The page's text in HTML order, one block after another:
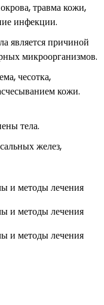
травма кожи,
инфекции.
является причиной
микроорганизмов.
чесотка,
кожи.
тела.
желез,